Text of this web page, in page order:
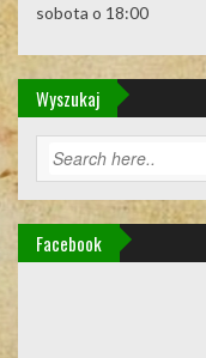
sobota o 18:00
Wyszukaj
Facebook